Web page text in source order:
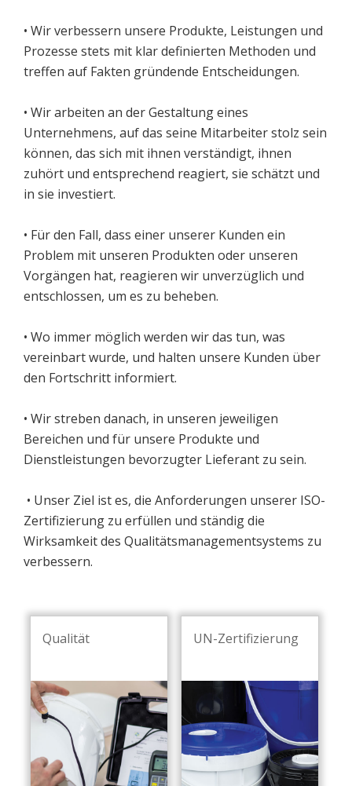
Beschichtung
Pharma
Kosmetik
Lebensmittel & Ernährung
EXPERTISE
Qualität
ISO-Zertifizierung
Testlabor
Produktionsqualität
KONTAKT
Vertriebskontakte
• Wir verbessern unsere Produkte, Leistungen und
Prozesse stets mit klar definierten Methoden und
treffen auf Fakten gründende Entscheidungen.
• Wir arbeiten an der Gestaltung eines
Unternehmens, auf das seine Mitarbeiter stolz sein
können, das sich mit ihnen verständigt, ihnen
zuhört und entsprechend reagiert, sie schätzt und
in sie investiert.
• Für den Fall, dass einer unserer Kunden ein
Problem mit unseren Produkten oder unseren
Vorgängen hat, reagieren wir unverzüglich und
entschlossen, um es zu beheben.
• Wo immer möglich werden wir das tun, was
vereinbart wurde, und halten unsere Kunden über
den Fortschritt informiert.
• Wir streben danach, in unseren jeweiligen
Bereichen und für unsere Produkte und
Dienstleistungen bevorzugter Lieferant zu sein.
• Unser Ziel ist es, die Anforderungen unserer ISO-
Zertifizierung zu erfüllen und ständig die
Wirksamkeit des Qualitätsmanagementsystems zu
verbessern.
Qualität UN-Zertifizierung